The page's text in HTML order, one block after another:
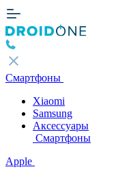
Смартфоны
Xiaomi
Samsung
Аксессуары
Смартфоны
Apple